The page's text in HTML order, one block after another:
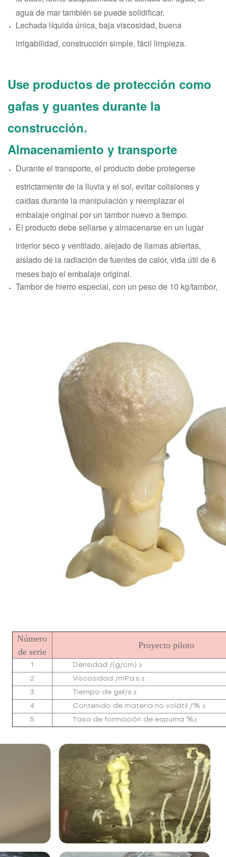
agua de mar también se puede solidificar.
Lechada líquida única, baja viscosidad, buena
irrigabilidad, construcción simple, fácil limpieza.
Use productos de protección como
gafas y guantes durante la
construcción.
Almacenamiento y transporte
Durante el transporte, el producto debe protegerse
estrictamente de la lluvia y el sol, evitar colisiones y
caídas durante la manipulación y reemplazar el
embalaje original por un tambor nuevo a tiempo.
El producto debe sellarse y almacenarse en un lugar
interior seco y ventilado, alejado de llamas abiertas,
aislado de la radiación de fuentes de calor, vida útil de 6
meses bajo el embalaje original.
Tambor de hierro especial, con un peso de 10 kg/tambor,
Número
de serie
Proyecto piloto
1 Densidad /(g/cm) ≥
2 Viscosidad /mPa.s ≤
3 Tiempo de gel/s ≤
4 Contenido de materia no volátil /% ≥
5 Tasa de formación de espuma %≥